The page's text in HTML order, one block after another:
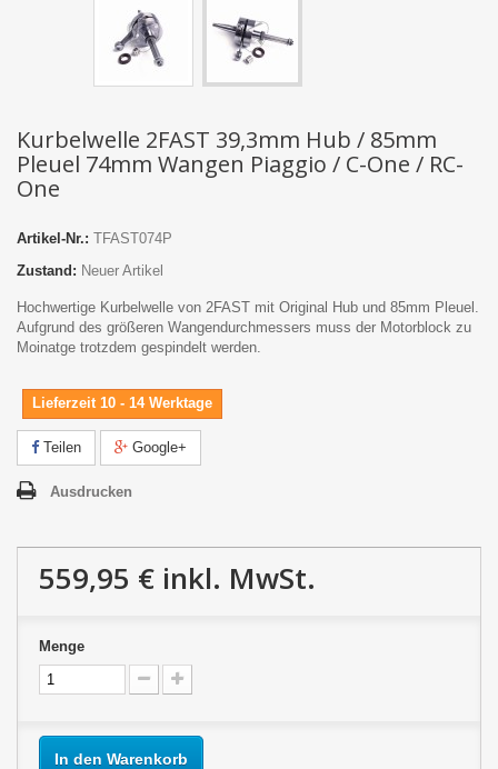
Kurbelwelle 2FAST 39,3mm Hub / 85mm
Pleuel 74mm Wangen Piaggio / C-One / RC-
One
Artikel-Nr.: TFAST074P
Zustand: Neuer Artikel
Hochwertige Kurbelwelle von 2FAST mit Original Hub und 85mm Pleuel.
Aufgrund des größeren Wangendurchmessers muss der Motorblock zu
Moinatge trotzdem gespindelt werden.
Lieferzeit 10 - 14 Werktage
Teilen Google+
Ausdrucken
559,95 € inkl. MwSt.
Menge
In den Warenkorb